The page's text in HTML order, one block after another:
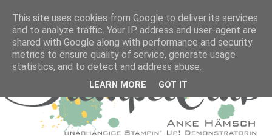
This site uses cookies from Google to deliver its services
and to analyze traffic. Your IP address and user-agent are
shared with Google along with performance and security
metrics to ensure quality of service, generate usage
statistics, and to detect and address abuse.
LEARN MORE GOT IT